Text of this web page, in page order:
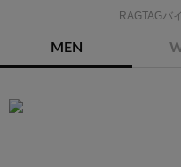
RAGTAGバ
MEN